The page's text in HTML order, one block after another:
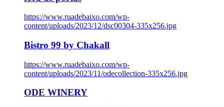
https://www.ruadebaixo.com/wp-
content/uploads/2023/12/dsc00304-335x256.jpg
Bistro 99 by Chakall
https://www.ruadebaixo.com/wp-
content/uploads/2023/11/odecollection-335x256.jpg
ODE WINERY